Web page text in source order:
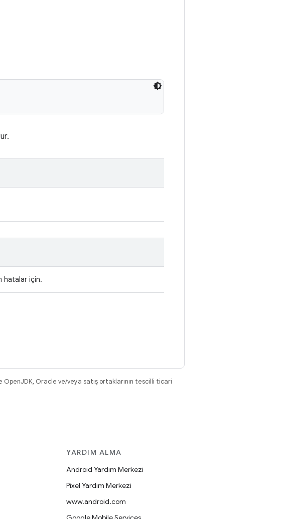
hatalar için.
Oracle ve/veya satış ortaklarının tescilli ticari
YARDIM ALMA
Android Yardım Merkezi
Pixel Yardım Merkezi
www.android.com